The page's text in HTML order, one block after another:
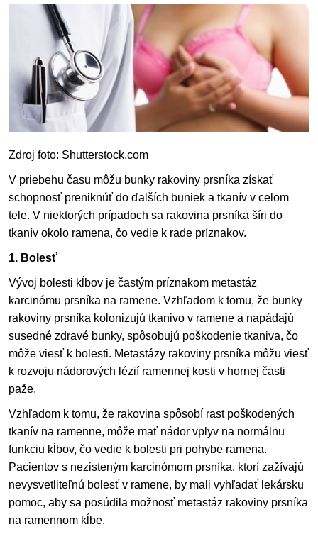
Zdroj foto: Shutterstock.com
V priebehu času môžu bunky rakoviny prsníka získať
schopnosť preniknúť do ďalších buniek a tkanív v celom
tele. V niektorých prípadoch sa rakovina prsníka šíri do
tkanív okolo ramena, čo vedie k rade príznakov.
1. Bolesť
Vývoj bolesti kĺbov je častým príznakom metastáz
karcinómu prsníka na ramene. Vzhľadom k tomu, že bunky
rakoviny prsníka kolonizujú tkanivo v ramene a napádajú
susedné zdravé bunky, spôsobujú poškodenie tkaniva, čo
môže viesť k bolesti. Metastázy rakoviny prsníka môžu viesť
k rozvoju nádorových lézií ramennej kosti v hornej časti
paže.
Vzhľadom k tomu, že rakovina spôsobí rast poškodených
tkanív na ramenne, môže mať nádor vplyv na normálnu
funkciu kĺbov, čo vedie k bolesti pri pohybe ramena.
Pacientov s nezisteným karcinómom prsníka, ktorí zažívajú
nevysvetliteľnú bolesť v ramene, by mali vyhľadať lekársku
pomoc, aby sa posúdila možnosť metastáz rakoviny prsníka
na ramennom kĺbe.